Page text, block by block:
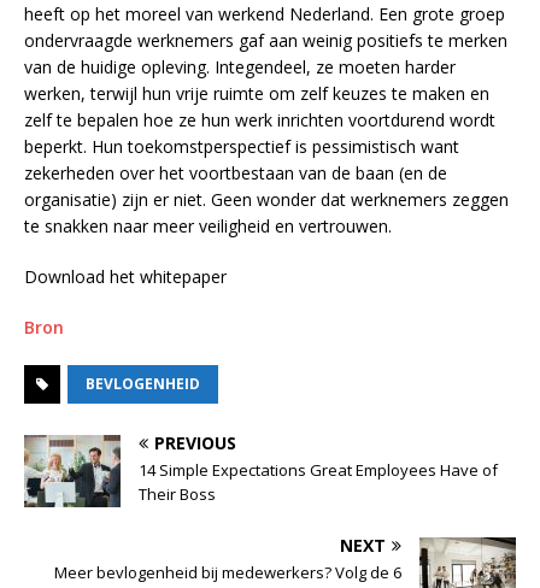
heeft op het moreel van werkend Nederland. Een grote groep
ondervraagde werknemers gaf aan weinig positiefs te merken
van de huidige opleving. Integendeel, ze moeten harder
werken, terwijl hun vrije ruimte om zelf keuzes te maken en
zelf te bepalen hoe ze hun werk inrichten voortdurend wordt
beperkt. Hun toekomstperspectief is pessimistisch want
zekerheden over het voortbestaan van de baan (en de
organisatie) zijn er niet. Geen wonder dat werknemers zeggen
te snakken naar meer veiligheid en vertrouwen.
Download het whitepaper
Bron
BEVLOGENHEID
PREVIOUS
14 Simple Expectations Great Employees Have of
Their Boss
NEXT
Meer bevlogenheid bij medewerkers? Volg de 6